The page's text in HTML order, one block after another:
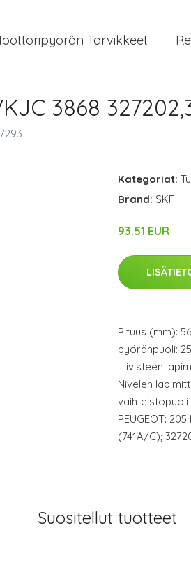
Tarvikkeet
3868
Kategoriat:
Brand: SKF
93.51 EUR
Pituus (mm):
pyöränpuoli:
Tiivisteen
Nivelen
vaihteistopuoli
PEUGEOT:
(741A/C);
Suositellut tuotteet